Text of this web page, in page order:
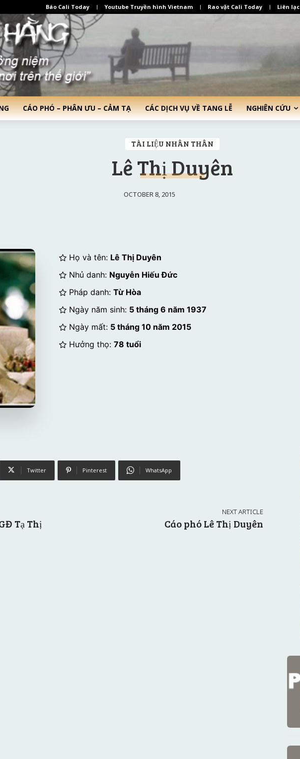
Báo Cali Today Youtube Truyền hình Vietnam Rao vặt Cali Today Liên lạc
CÁO PHÓ – PHÂN ƯU – CẢM TẠ CÁC DỊCH VỤ VỀ TANG LỄ NGHIÊN CỨU
TÀI LIỆU NHÂN THÂN
Lê Thị Duyên
OCTOBER 8, 2015
Họ và tên: Lê Thị Duyên
Nhủ danh: Nguyễn Hiếu Đức
Pháp danh: Từ Hòa
Ngày năm sinh: 5 tháng 6 năm 1937
Ngày mất: 5 tháng 10 năm 2015
Hưởng thọ: 78 tuổi
Twitter Pinterest WhatsApp
Tạ Thị
NEXT ARTICLE
Cáo phó Lê Thị Duyên